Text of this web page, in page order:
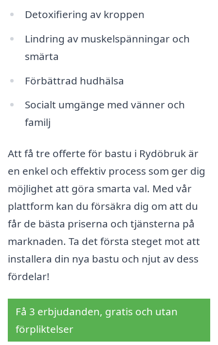
Detoxifiering av kroppen
Lindring av muskelspänningar och
smärta
Förbättrad hudhälsa
Socialt umgänge med vänner och
familj
Att få tre offerte för bastu i Rydöbruk är
en enkel och effektiv process som ger dig
möjlighet att göra smarta val. Med vår
plattform kan du försäkra dig om att du
får de bästa priserna och tjänsterna på
marknaden. Ta det första steget mot att
installera din nya bastu och njut av dess
fördelar!
Få 3 erbjudanden, gratis och utan
förpliktelser